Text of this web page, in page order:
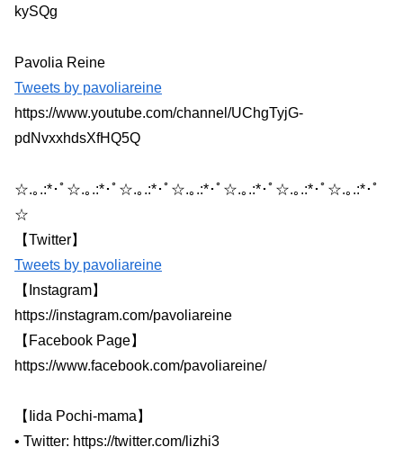
kySQg
Pavolia Reine
Tweets by pavoliareine
https://www.youtube.com/channel/UChgTyjG-
pdNvxxhdsXfHQ5Q
☆.｡.:*･ﾟ☆.｡.:*･ﾟ☆.｡.:*･ﾟ☆.｡.:*･ﾟ☆.｡.:*･ﾟ☆.｡.:*･ﾟ☆.｡.:*･ﾟ
☆
【Twitter】
Tweets by pavoliareine
【Instagram】
https://instagram.com/pavoliareine
【Facebook Page】
https://www.facebook.com/pavoliareine/
【Iida Pochi-mama】
• Twitter: https://twitter.com/lizhi3